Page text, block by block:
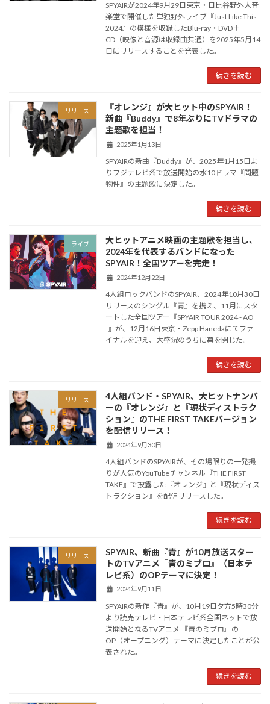
SPYAIRが2024年9月29日東京・日比谷野外大音
楽堂で開催した単独野外ライブ『Just Like This
2024』の模様を収録したBlu-ray・DVD＋
CD（映像と音源は収録曲共通）を2025年5月14
日にリリースすることを発表した。
続きを読む
リリース
『オレンジ』が大ヒット中のSPYAIR！
新曲『Buddy』で8年ぶりにTVドラマの
主題歌を担当！
2025年1月13日
SPYAIRの新曲『Buddy』が、2025年1月15日よ
りフジテレビ系で放送開始の水10ドラマ『問題
物件』の主題歌に決定した。
続きを読む
ライブ
大ヒットアニメ映画の主題歌を担当し、
2024年を代表するバンドになった
SPYAIR！全国ツアーを完走！
2024年12月22日
4人組ロックバンドのSPYAIR、2024年10月30日
リリースのシングル『青』を携え、11月にスタ
ートした全国ツアー『SPYAIR TOUR 2024 - AO
-』が、12月16日東京・Zepp Hanedaにてファ
イナルを迎え、大盛況のうちに幕を閉じた。
続きを読む
リリース
4人組バンド・SPYAIR、大ヒットナンバ
ーの『オレンジ』と『現状ディストラク
ション』のTHE FIRST TAKEバージョン
を配信リリース！
2024年9月30日
4人組バンドのSPYAIRが、その場限りの一発撮
りが人気のYouTubeチャンネル『THE FIRST
TAKE』で披露した『オレンジ』と『現状ディス
トラクション』を配信リリースした。
続きを読む
リリース
SPYAIR、新曲『青』が10月放送スター
トのTVアニメ『青のミブロ』（日本テ
レビ系）のOPテーマに決定！
2024年9月11日
SPYAIRの新作『青』が、10月19日夕方5時30分
より読売テレビ・日本テレビ系全国ネットで放
送開始となるTVアニメ 『青のミブロ』の
OP（オープニング）テーマに決定したことが公
表された。
続きを読む